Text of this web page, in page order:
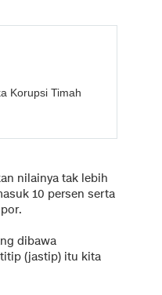
Korupsi Timah
nilainya tak lebih
10 persen serta
dibawa
(jastip) itu kita